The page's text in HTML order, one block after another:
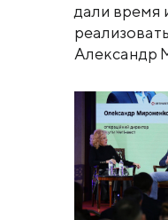
дали время
Александр